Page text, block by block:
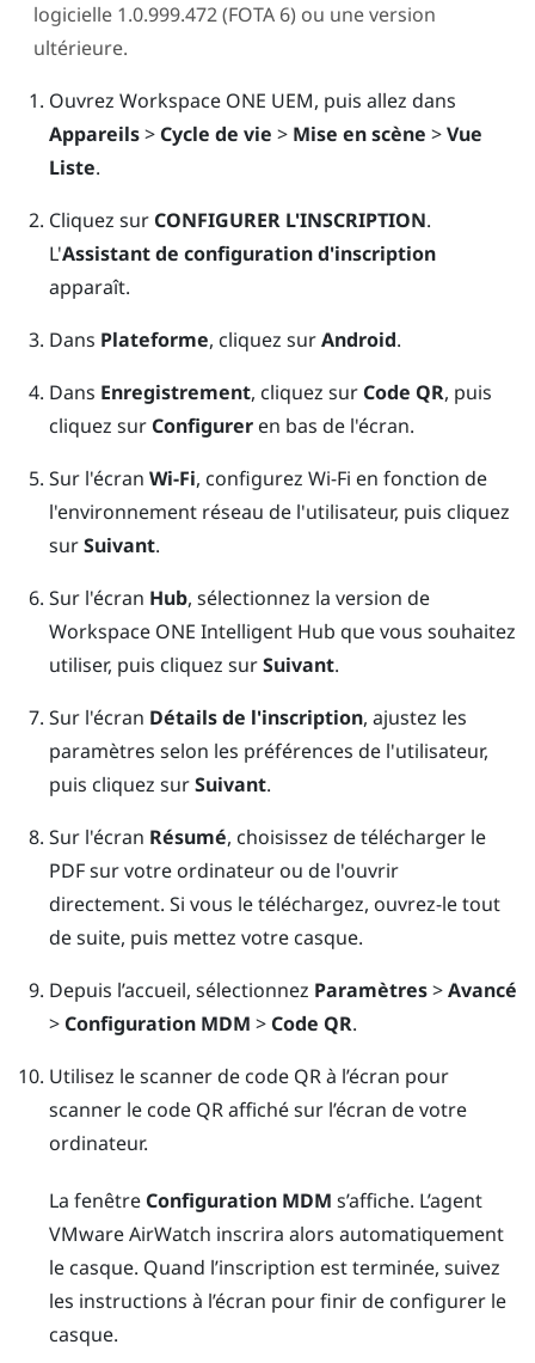
logicielle 1.0.999.472 (FOTA 6) ou une version
ultérieure.
Ouvrez Workspace ONE UEM, puis allez dans
Appareils> Cycle de vie > Mise en scène >Vue
Liste.
Cliquez sur CONFIGURER L'INSCRIPTION.
L'Assistant de configuration d'inscription
apparaît.
Dans Plateforme, cliquez surAndroid.
Dans Enregistrement, cliquez sur Code QR, puis
cliquez sur Configureren bas de l'écran.
Sur l'écran Wi-Fi, configurez Wi-Fi en fonction de
l'environnement réseau de l'utilisateur, puis cliquez
surSuivant.
Sur l'écran Hub, sélectionnez la version de
Workspace ONE Intelligent Hub que vous souhaitez
utiliser, puis cliquez surSuivant.
Sur l'écran Détails de l'inscription, ajustez les
paramètres selon les préférences de l'utilisateur,
puis cliquez surSuivant.
Sur l'écran Résumé, choisissez de télécharger le
PDF sur votre ordinateur ou de l'ouvrir
directement. Si vous le téléchargez, ouvrez-le tout
de suite, puis mettez votre casque.
Depuis l’accueil, sélectionnez Paramètres>Avancé
> Configuration MDM > Code QR.
Utilisez le scanner de code QR à l’écran pour
scanner le code QR affiché sur l’écran de votre
ordinateur.
La fenêtre Configuration MDM s’affiche. L’agent
VMware AirWatch inscrira alors automatiquement
le casque. Quand l’inscription est terminée, suivez
les instructions à l’écran pour finir de configurer le
casque.